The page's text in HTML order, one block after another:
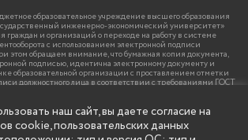
образовательное учреждение высшего образования
инженерно-экономический университет»
граждан и организаций о переходе на работу в системе
с использованием электронной подписи
этом обращаем внимание, что бумажная копия документа,
подписью, идентична электронному документу и
образовательной организации с проставлением отметки
должностного лица в соответствии с требованиями ГОСТ
наш сайт, вы даете согласие на
cookie, пользовательских данных